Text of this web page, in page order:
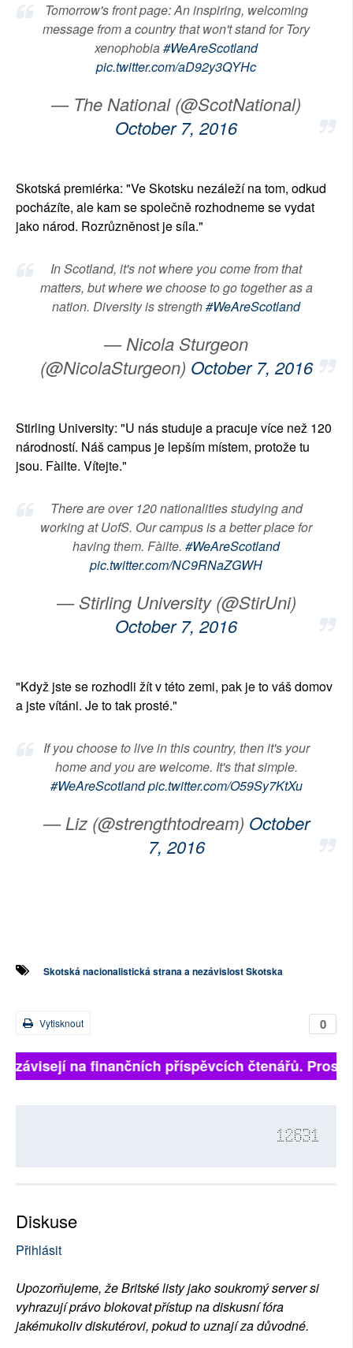
Tomorrow's front page: An inspiring, welcoming
message from a country that won't stand for Tory
xenophobia#WeAreScotland
pic.twitter.com/aD92y3QYHc
— The National (@ScotNational)
October 7, 2016
Skotská premiérka: "Ve Skotsku nezáleží na tom, odkud
pocházíte, ale kam se společně rozhodneme se vydat
jako národ. Rozrůzněnost je síla."
In Scotland, it's not where you come from that
matters, but where we choose to go together as a
nation. Diversity is strength#WeAreScotland
— Nicola Sturgeon
(@NicolaSturgeon) October 7, 2016
Stirling University: "U nás studuje a pracuje více než 120
národností. Náš campus je lepším místem, protože tu
jsou. Fàilte. Vítejte."
There are over 120 nationalities studying and
working at UofS. Our campus is a better place for
having them. Fàilte. #WeAreScotland
pic.twitter.com/NC9RNaZGWH
— Stirling University (@StirUni)
October 7, 2016
"Když jste se rozhodli žít v této zemi, pak je to váš domov
a jste vítáni. Je to tak prosté."
If you choose to live in this country, then it's your
home and you are welcome. It's that simple.
#WeAreScotlandpic.twitter.com/O59Sy7KtXu
— Liz (@strengthtodream) October
7, 2016
Skotská nacionalistická strana a nezávislost Skotska
0
Vytisknout
závisejí na finančních příspěvcích čtenářů.
12631
Diskuse
Přihlásit
Upozorňujeme, že Britské listy jako soukromý server si
vyhrazují právo blokovat přístup na diskusní fóra
jakémukoliv diskutérovi, pokud to uznají za důvodné.